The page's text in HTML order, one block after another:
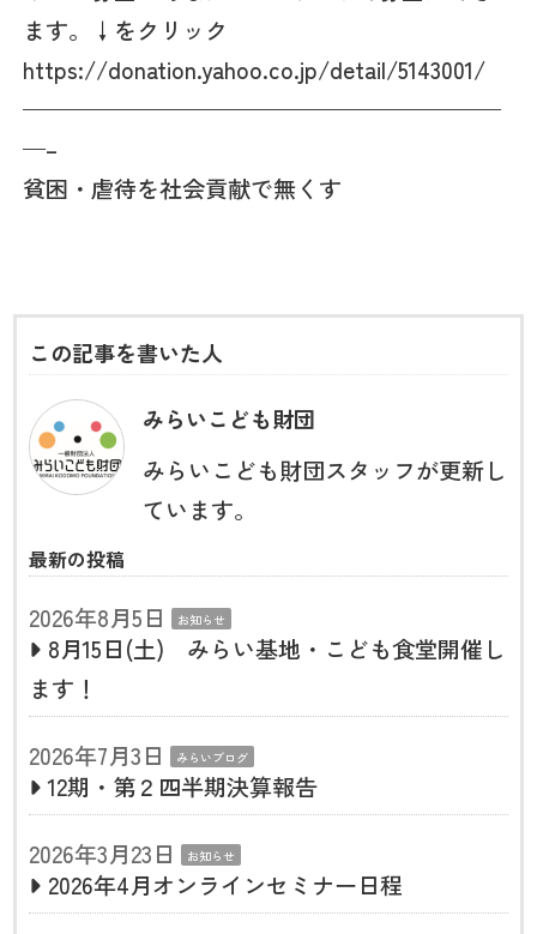
ます。↓をクリック
https://donation.yahoo.co.jp/detail/5143001/
—————————————————————
—–
貧困・虐待を社会貢献で無くす
この記事を書いた人
みらいこども財団
みらいこども財団スタッフが更新し
ています。
最新の投稿
2026年8月5日 お知らせ
8月15日(土) みらい基地・こども食堂開催し
ます！
2026年7月3日
みらいブログ
12期・第２四半期決算報告
2026年3月23日
お知らせ
2026年4月オンラインセミナー日程